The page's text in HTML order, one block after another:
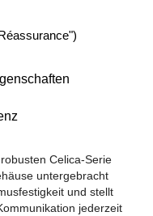
Celica-Serie
untergebracht
und stellt
jederzeit